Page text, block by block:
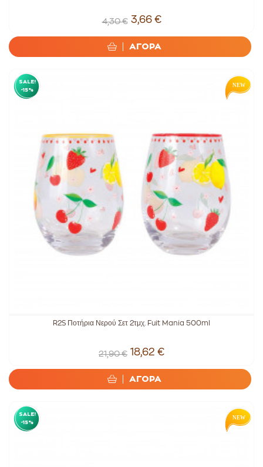
4,30 € 3,66 €
ΑΓΟΡΑ
SALE!
-15%
R2S Ποτήρια Νερού Σετ 2τμχ. Fuit Mania 500ml
21,90 € 18,62 €
ΑΓΟΡΑ
SALE!
-15%